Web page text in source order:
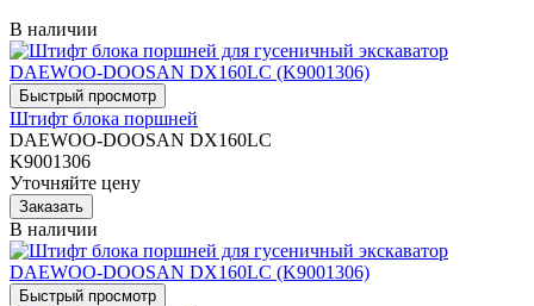
В наличии
Штифт блока поршней
DAEWOO-DOOSAN DX160LC
K9001306
Уточняйте цену
В наличии